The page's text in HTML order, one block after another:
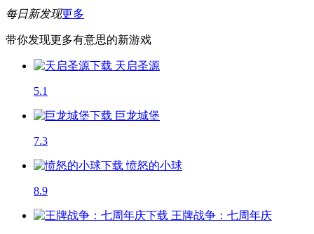
每日新发现更多
带你发现更多有意思的新游戏
天启圣源
5.1
巨龙城堡
7.3
愤怒的小球
8.9
王牌战争：七周年庆